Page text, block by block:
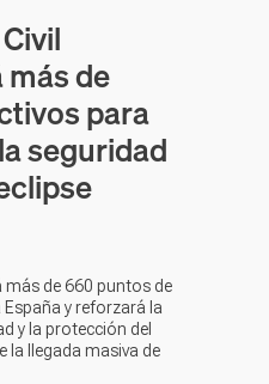
de
para
seguridad
de 660 puntos de
y reforzará la
y la protección del
la llegada masiva de